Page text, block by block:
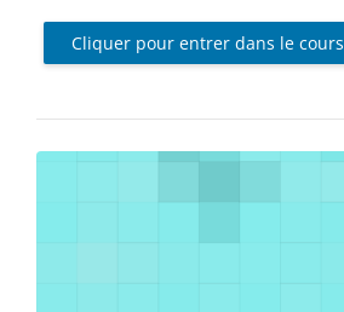
Cliquer pour entrer dans le cours